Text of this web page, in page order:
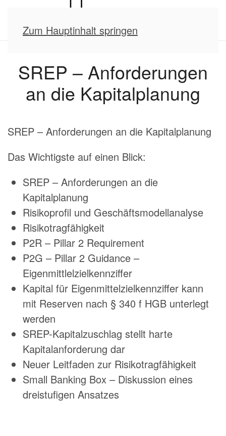
Zum Hauptinhalt springen
SREP – Anforderungen
an die Kapitalplanung
SREP – Anforderungen an die Kapitalplanung
Das Wichtigste auf einen Blick:
SREP – Anforderungen an die
Kapitalplanung
Risikoprofil und Geschäftsmodellanalyse
Risikotragfähigkeit
P2R – Pillar 2 Requirement
P2G – Pillar 2 Guidance –
Eigenmittlelzielkennziffer
Kapital für Eigenmittelzielkennziffer kann
mit Reserven nach § 340 f HGB unterlegt
werden
SREP-Kapitalzuschlag stellt harte
Kapitalanforderung dar
Neuer Leitfaden zur Risikotragfähigkeit
Small Banking Box – Diskussion eines
dreistufigen Ansatzes